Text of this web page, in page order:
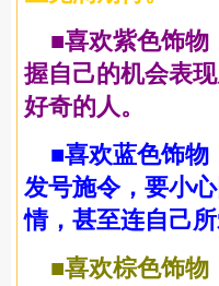
■喜欢紫色饰物
握自己的机会表
好奇的人。
■喜欢蓝色饰物
发号施令，要小
情，甚至连自己所
■喜欢棕色饰物